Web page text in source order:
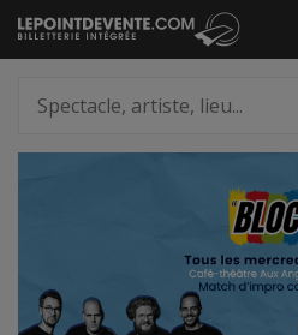
Passer
au
artiste,
lieu...